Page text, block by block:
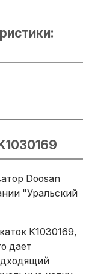
Doosan
"Уральский
K1030169,
дает